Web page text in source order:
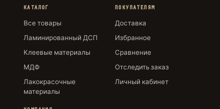
КАТАЛОГ
Все товары
Ламинированный ДСП
Клеевые материалы
МДФ
Лакокрасочные
материалы
ПОКУПАТЕЛЯМ
Доставка
Избранное
Сравнение
Отследить заказ
Личный кабинет